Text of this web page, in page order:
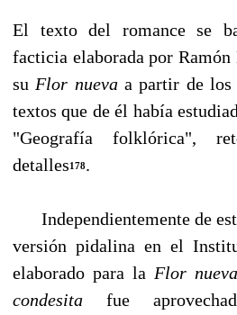
El texto del romance se
facticia elaborada por Ramón
su Flor nuevaa partir de los
textos que de él había
"Geografía folklórica",
detalles178.
Independientemente de
versión pidalina en el
elaborado para la Flor
condesita fue